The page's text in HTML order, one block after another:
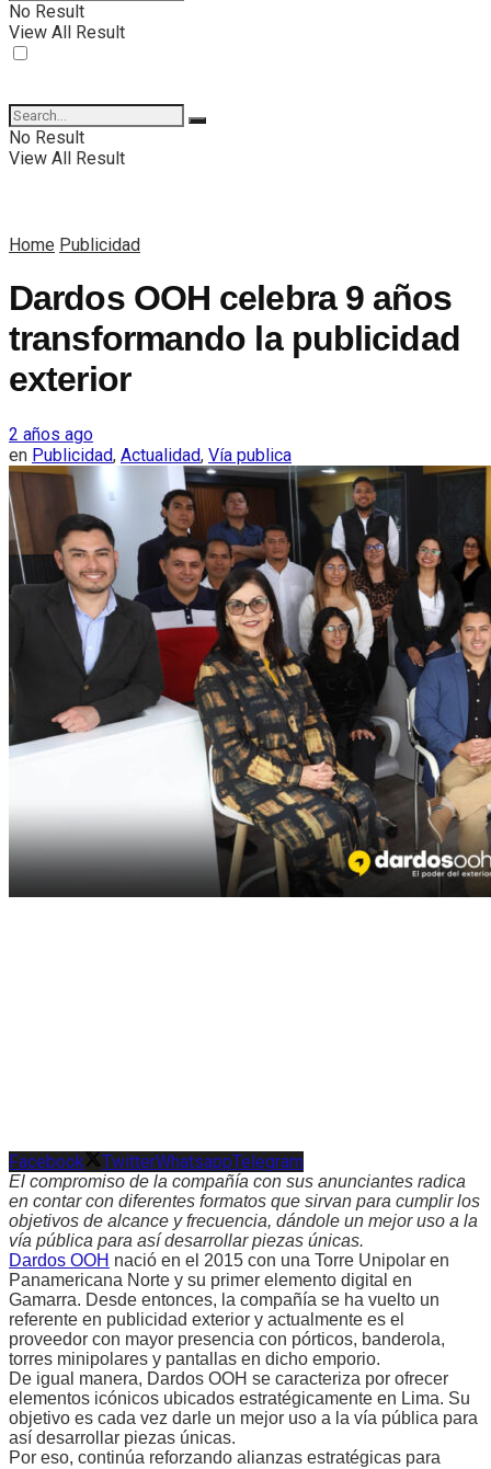
No Result
View All Result
No Result
View All Result
Home Publicidad
Dardos OOH celebra 9 años
transformando la publicidad
exterior
2 años ago
en Publicidad, Actualidad, Vía publica
Facebook TwitterWhatsappTelegram
El compromiso de la compañía con sus anunciantes radica
en contar con diferentes formatos que sirvan para cumplir los
objetivos de alcance y frecuencia, dándole un mejor uso a la
vía pública para así desarrollar piezas únicas.
Dardos OOH nació en el 2015 con una Torre Unipolar en
Panamericana Norte y su primer elemento digital en
Gamarra. Desde entonces, la compañía se ha vuelto un
referente en publicidad exterior y actualmente es el
proveedor con mayor presencia con pórticos, banderola,
torres minipolares y pantallas en dicho emporio.
De igual manera, Dardos OOH se caracteriza por ofrecer
elementos icónicos ubicados estratégicamente en Lima. Su
objetivo es cada vez darle un mejor uso a la vía pública para
así desarrollar piezas únicas.
Por eso, continúa reforzando alianzas estratégicas para